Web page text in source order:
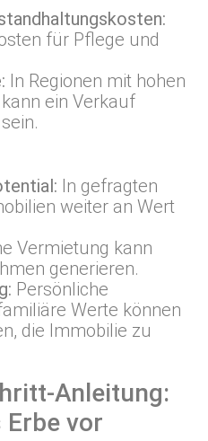
für Pflege und
In Regionen mit hohen
ein Verkauf
In gefragten
weiter an Wert
Vermietung kann
generieren.
Persönliche
Werte können
die Immobilie zu
Anleitung:
Erbe vor